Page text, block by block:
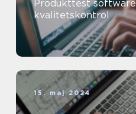
Produkttest
kvalitetskontrol
15. maj 2024